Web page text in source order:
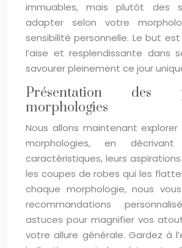
immuables, mais plutôt des
adapter selon votre
sensibilité personnelle. Le but
l’aise et resplendissante dans
savourer pleinement ce jour
Présentation des
morphologies
Nous allons maintenant explorer
morphologies, en
caractéristiques, leurs
les coupes de robes qui les
chaque morphologie, nous
recommandations
astuces pour magnifier vos
votre allure générale. Gardez à